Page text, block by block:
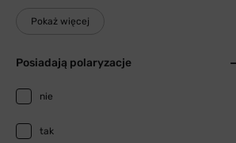
Pokaż więcej
Posiadają polaryzacje
nie
tak